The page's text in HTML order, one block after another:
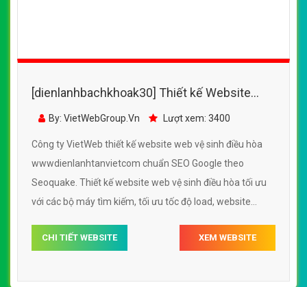
web vệ sinh điều hòa - dienlanhtranhungnet
By: VietWebGroup.Vn Lượt xem: 3600
Công ty VietWeb thiết kế website web vệ sinh điều hòa
dienlanhtranhungnet chuẩn SEO Google theo Seoquake.
máy tìm kiếm, tối ưu tốc độ load, website chuẩn UI - UX
giúp tăng trải nghiệm người dùng lướt website web vệ
sinh điều hòa dienlanhtranhungnet
CHI TIẾT WEBSITE XEM WEBSITE